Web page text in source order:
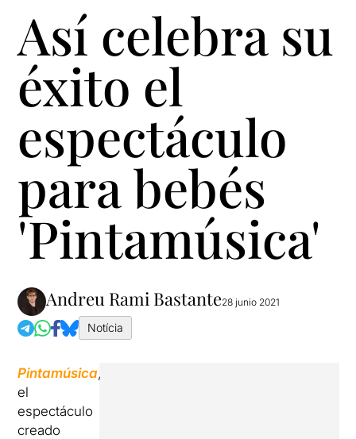
Así celebra su
éxito el
espectáculo
para bebés
'Pintamúsica'
Andreu Rami Bastante28 junio 2021
Notícia
Pintamúsica,
el
espectáculo
creado